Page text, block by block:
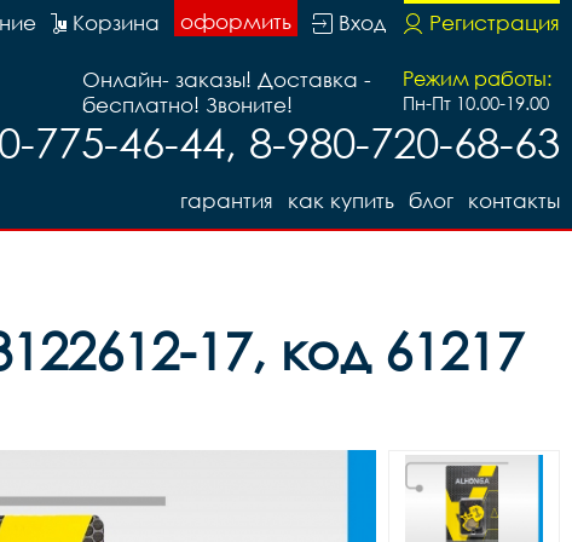
Регистрация
Вход
оформить
Корзина
Режим работы:
Пн-Пт 10.00-19.00
Онлайн- заказы! Доставка -
бесплатно! Звоните!
775-46-44, 8-980-720-68-63
контакты
блог
как купить
гарантия
17, код 61217